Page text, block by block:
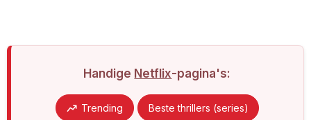
Handige Netflix-pagina's:
Trending Beste thrillers (series)